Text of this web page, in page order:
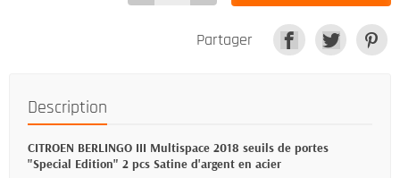
Partager
Description
CITROEN BERLINGO III Multispace 2018 seuils de portes
"Special Edition" 2 pcs Satine d'argent en acier